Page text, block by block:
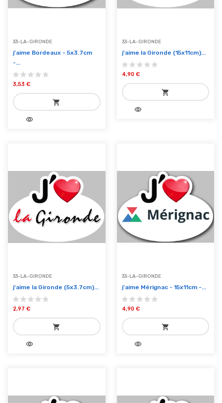
33-LA-GIRONDE
j'aime Bordeaux - 5x3.7cm
-...
3,53 €
shopping_cart
add_shopping_cartvisibility
33-LA-GIRONDE
j'aime la Gironde (15x11cm)...
4,90 €
shopping_cart
add_shopping_cartvisibility
33-LA-GIRONDE
j'aime la Gironde (5x3.7cm)...
2,97 €
shopping_cart
add_shopping_cartvisibility
33-LA-GIRONDE
j'aime Mérignac - 15x11cm -...
4,90 €
shopping_cart
add_shopping_cartvisibility